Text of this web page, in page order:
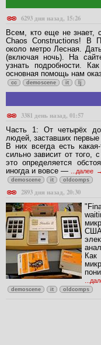
6293 дня назад, 15:26
Всем, кто еще не знает,
Chaos Constructions! В
около метро Лесная.
(включая ночь). На
узнать подробности.
основная помощь нам
cc demoscene it lj
3381 день назад, 01:57
Часть 1: От четырёх
людей, заставших первые
В них всегда есть
сильно зависит от того,
это определяется
иногда и вовсе —
...далее
demoscene it oldcomps
2893 дня назад, 20:30
demoscene it oldcomps